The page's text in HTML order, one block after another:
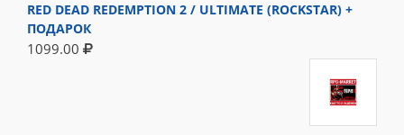
RED DEAD REDEMPTION 2 / ULTIMATE (ROCKSTAR) +
ПОДАРОК
1099.00